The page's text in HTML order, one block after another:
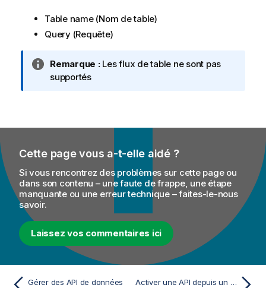
Table name (Nom de table)
Query (Requête)
N
o
n
o
r
m
a
i
o
n
Remarque :Les flux de table ne sont pas
supportés
Cette page vous a-t-elle aidé ?
Si vous rencontrez des problèmes sur cette page ou
dans son contenu – une faute de frappe, une étape
manquante ou une erreur technique – faites-le-nous
savoir.
Laissez vos commentaires ici
Gérer des API de données Activer une API depuis un jeu de données